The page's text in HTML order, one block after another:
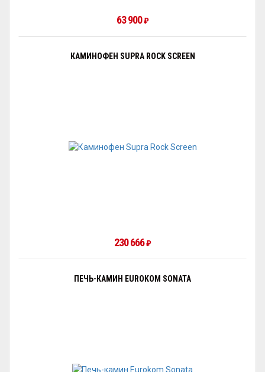
63 900₽
КАМИНОФЕН SUPRA ROCK SCREEN
230 666₽
ПЕЧЬ-КАМИН EUROKOM SONATA